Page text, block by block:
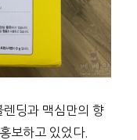
렌딩과 맥심만의 향
보하고 있었다.